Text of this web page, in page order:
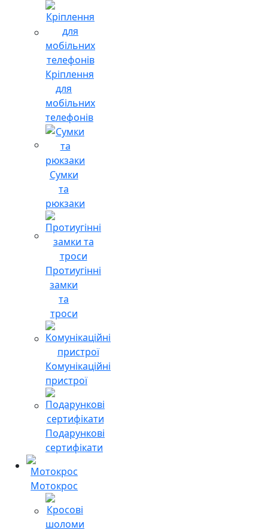
Кріплення
для
мобільних
телефонів
Сумки
та
рюкзаки
Протиугінні
замки
та
троси
Комунікаційні
пристрої
Подарункові
сертифікати
Мотокрос